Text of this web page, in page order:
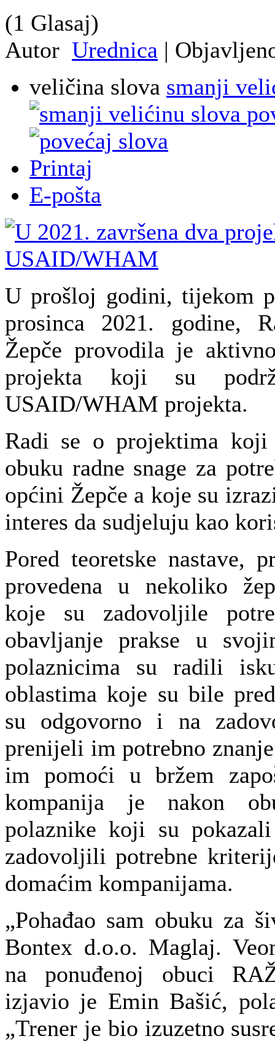
(1 Glasaj)
Autor Urednica |
veličina slova smanji
Printaj
E-pošta
U prošloj godini, tijekom
prosinca 2021. godine,
Žepče provodila je
projekta koji su
USAID/WHAM projekta.
Radi se o projektima
obuku radne snage za
općini Žepče a koje su
interes da sudjeluju kao
Pored teoretske nastave,
provedena u nekoliko
koje su zadovoljile
obavljanje prakse u
polaznicima su radili
oblastima koje su bile
su odgovorno i na
prenijeli im potrebno
im pomoći u bržem
kompanija je nakon
polaznike koji su
zadovoljili potrebne
domaćim kompanijama.
„Pohađao sam obuku za
Bontex d.o.o. Maglaj.
na ponuđenoj obuci
izjavio je Emin Bašić,
„Trener je bio izuzetno